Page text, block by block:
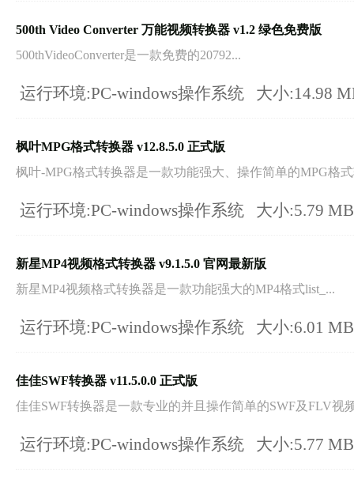
500th Video Converter 万能视频转换器 v1.2 绿色免费版
500thVideoConverter是一款免费的20792...
运行环境:PC-windows操作系统 大小:14.98
枫叶MPG格式转换器 v12.8.5.0 正式版
枫叶-MPG格式转换器是一款功能强大、操作简单的MPG格
运行环境:PC-windows操作系统 大小:5.79
新星MP4视频格式转换器 v9.1.5.0 官网最新版
新星MP4视频格式转换器是一款功能强大的MP4格式list_...
运行环境:PC-windows操作系统 大小:6.01
佳佳SWF转换器 v11.5.0.0 正式版
佳佳SWF转换器是一款专业的并且操作简单的SWF及FLV视
运行环境:PC-windows操作系统 大小:5.77